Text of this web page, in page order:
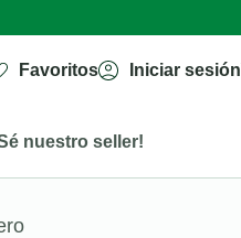
Favoritos Iniciar sesión
nuestro seller!